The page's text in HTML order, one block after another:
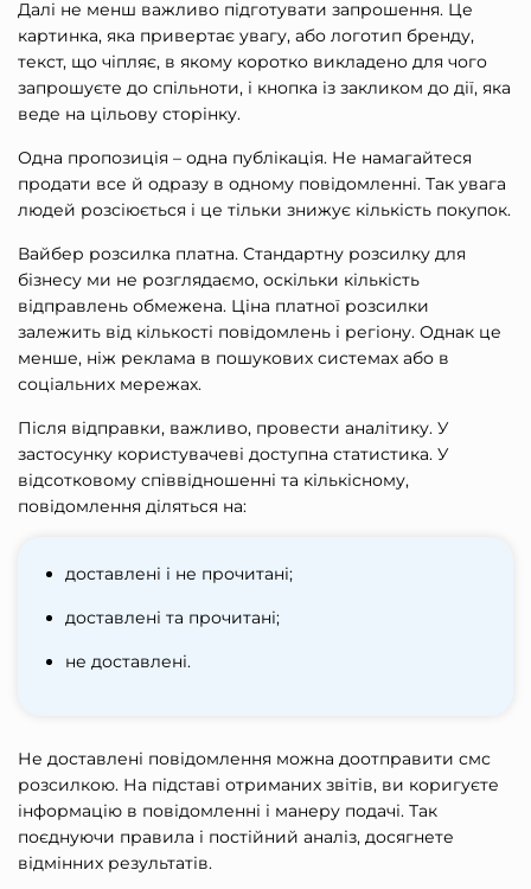
Далі не менш важливо підготувати запрошення. Це
картинка, яка привертає увагу, або логотип бренду,
текст, що чіпляє, в якому коротко викладено для чого
запрошуєте до спільноти, і кнопка із закликом до дії, яка
веде на цільову сторінку.
Одна пропозиція – одна публікація. Не намагайтеся
продати все й одразу в одному повідомленні. Так увага
людей розсіюється і це тільки знижує кількість покупок.
Вайбер розсилка платна. Стандартну розсилку для
бізнесу ми не розглядаємо, оскільки кількість
відправлень обмежена. Ціна платної розсилки
залежить від кількості повідомлень і регіону. Однак це
менше, ніж реклама в пошукових системах або в
соціальних мережах.
Після відправки, важливо, провести аналітику. У
застосунку користувачеві доступна статистика. У
відсотковому співвідношенні та кількісному,
повідомлення діляться на:
доставлені і не прочитані;
доставлені та прочитані;
не доставлені.
Не доставлені повідомлення можна доотправити смс
розсилкою. На підставі отриманих звітів, ви коригуєте
інформацію в повідомленні і манеру подачі. Так
поєднуючи правила і постійний аналіз, досягнете
відмінних результатів.